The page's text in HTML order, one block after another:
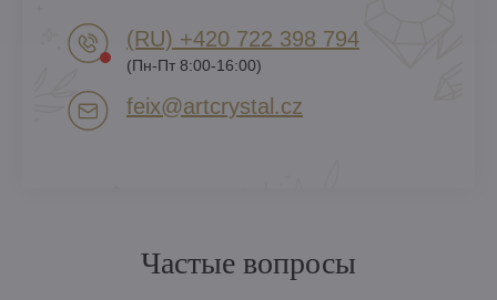
(RU) +420 722 398 794​
(Пн-Пт 8:00-16:00)
feix​@artcrystal​.cz
Частые вопросы